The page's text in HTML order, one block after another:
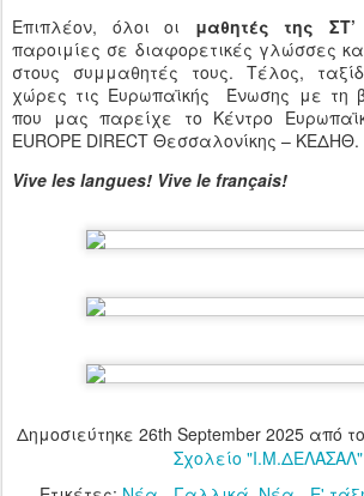
Επιπλέον, όλοι οι μαθητές της ΣΤ’
παροιμίες σε διαφορετικές γλώσσες
στους συμμαθητές τους. Τέλος,
χώρες τις Ευρωπαϊκής Ένωσης με τη
που μας παρείχε το Κέντρο
EUROPE DIRECT Θεσσαλονίκης – ΚΕΔΗΘ.
Vive les langues! Vive le français!
Δημοσιεύτηκε 26th September 2025 από
Σχολείο "Ι.Μ.ΔΕΛΑΣΑΛ"